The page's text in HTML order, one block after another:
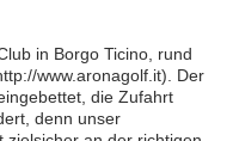
in Borgo Ticino, rund
www.aronagolf.it). Der
die Zufahrt
denn unser